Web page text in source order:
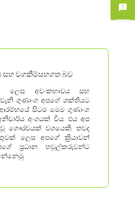
සහ වගකීම්සහගත බව
ලෙස අවංකභාවය සහ
ගුණාංග අපගේ ශක්තියට
සිටම මෙම ගුණාංග
අංගයක් විය. එය අප
ගෞරවයක් වශයෙකි. තවද
ලෙස අපගේ ක්‍රියාවන්
ප්‍රධාන හවුල්කරුවන්ට